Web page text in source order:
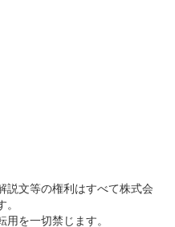
説文等の権利はすべて株式会
を一切禁じます。